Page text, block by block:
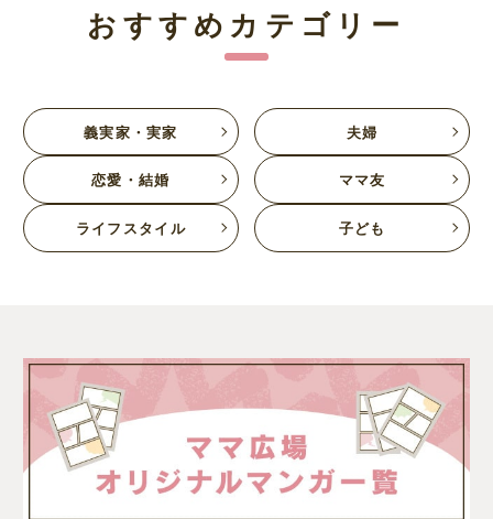
おすすめカテゴリー
義実家・実家 夫婦
恋愛・結婚 ママ友
ライフスタイル 子ども